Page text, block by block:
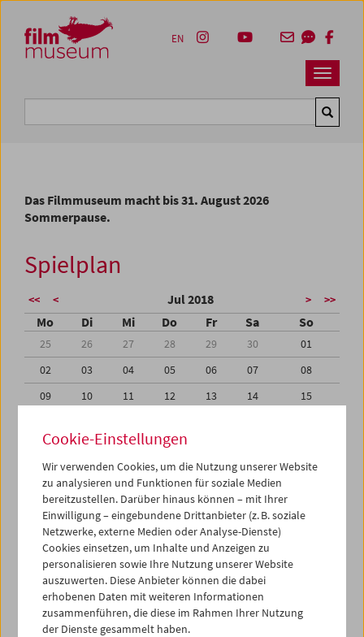
Zum Inhalt
Zum Hauptmenü
Zur Servicenavigation
Zum Suche
Navbar
EN
Das Filmmuseum macht bis 31. August 2026
Sommerpause.
Spielplan
<< < Jul 2018 > >>
Mo Di Mi Do Fr Sa So
25 26 27 28 29 30
01
02
03 04 05 06 07
08
09
10 11 12 13 14
15
23
24 25 26
30
31 01 02 03 04 05
iCalender
Programmheft-PDF
English language or subtitles
Cookie-Einstellungen
Wir verwenden Cookies, um die Nutzung unserer Website
zu analysieren und Funktionen für soziale Medien
bereitzustellen. Darüber hinaus können – mit Ihrer
Einwilligung – eingebundene Drittanbieter (z. B. soziale
Netzwerke, externe Medien oder Analyse-Dienste)
Cookies einsetzen, um Inhalte und Anzeigen zu
personalisieren sowie Ihre Nutzung unserer Website
auszuwerten. Diese Anbieter können die dabei
erhobenen Daten mit weiteren Informationen
zusammenführen, die diese im Rahmen Ihrer Nutzung
der Dienste gesammelt haben.